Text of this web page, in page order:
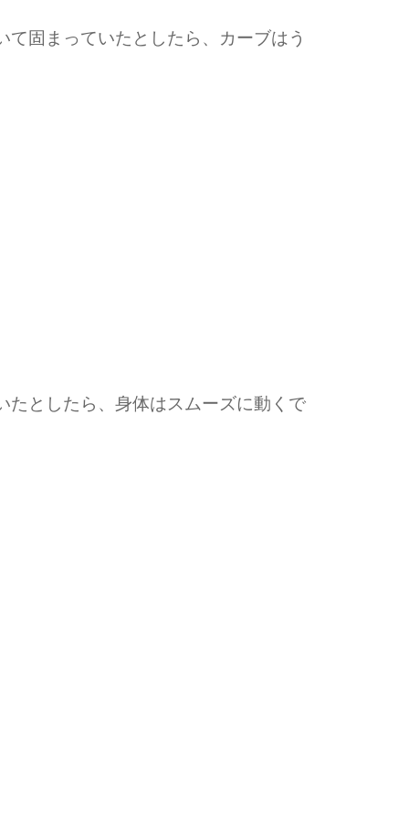
固まっていたとしたら、カーブはう
としたら、身体はスムーズに動くで